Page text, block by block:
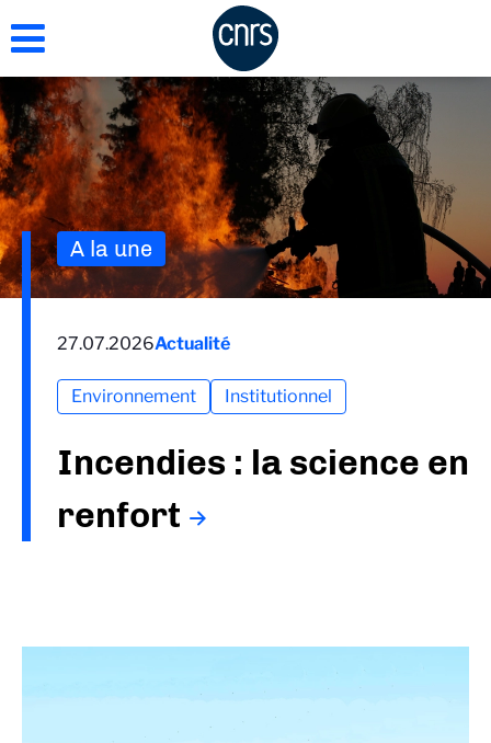
au
principal
A la une
27.07.2026Actualité
Environnement Institutionnel
Incendies : la science en
renfort